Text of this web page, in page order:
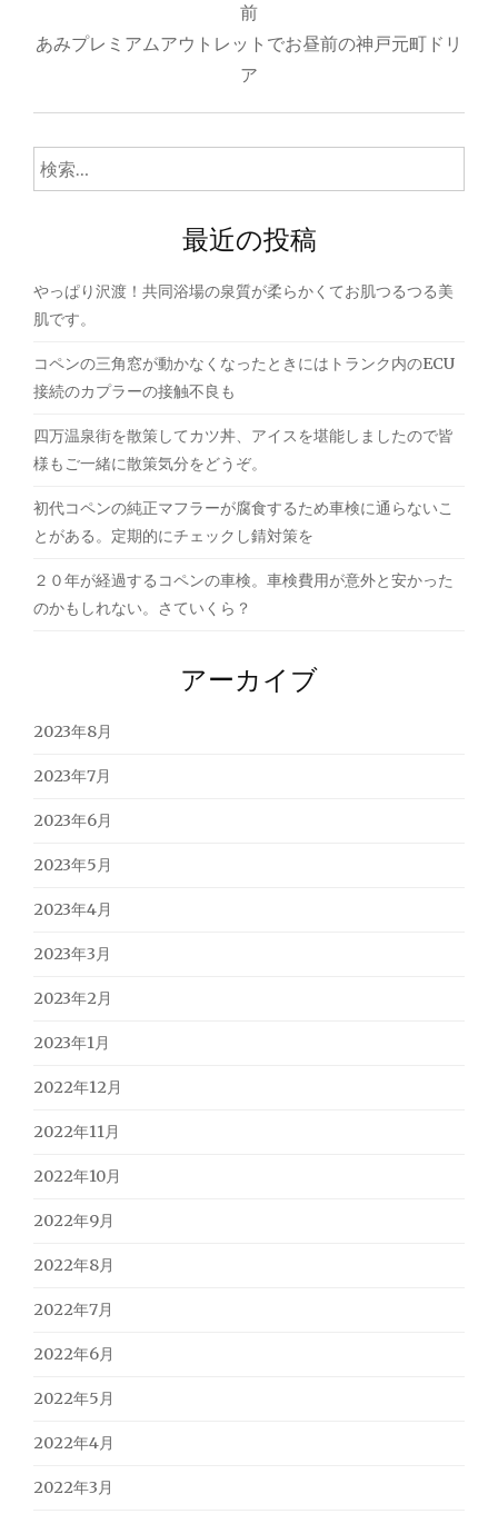
稿
ビ
ゲ
ー
ョ
ン
前
あみプレミアムアウトレットでお昼前の神戸元町ドリ
ア
検
索:
最近の投稿
やっぱり沢渡！共同浴場の泉質が柔らかくてお肌つるつる美
肌です。
コペンの三角窓が動かなくなったときにはトランク内のECU
接続のカプラーの接触不良も
四万温泉街を散策してカツ丼、アイスを堪能しましたので皆
様もご一緒に散策気分をどうぞ。
初代コペンの純正マフラーが腐食するため車検に通らないこ
とがある。定期的にチェックし錆対策を
２０年が経過するコペンの車検。車検費用が意外と安かった
のかもしれない。さていくら？
アーカイブ
2023年8月
2023年7月
2023年6月
2023年5月
2023年4月
2023年3月
2023年2月
2023年1月
2022年12月
2022年11月
2022年10月
2022年9月
2022年8月
2022年7月
2022年6月
2022年5月
2022年4月
2022年3月